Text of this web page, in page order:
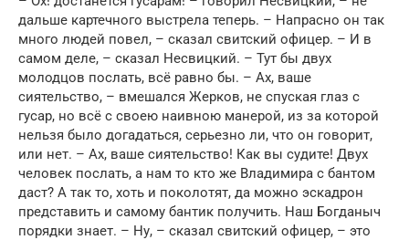
дальше картечного выстрела теперь. – Напрасно он так
много людей повел, – сказал свитский офицер. – И в
самом деле, – сказал Несвицкий. – Тут бы двух
молодцов послать, всё равно бы. – Ах, ваше
сиятельство, – вмешался Жерков, не спуская глаз с
гусар, но всё с своею наивною манерой, из за которой
нельзя было догадаться, серьезно ли, что он говорит,
или нет. – Ах, ваше сиятельство! Как вы судите! Двух
человек послать, а нам то кто же Владимира с бантом
даст? А так то, хоть и поколотят, да можно эскадрон
представить и самому бантик получить. Наш Богданыч
порядки знает. – Ну, – сказал свитский офицер, – это